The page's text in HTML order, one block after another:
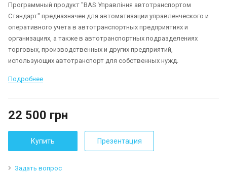
Программный продукт "BAS Управління автотранспортом
Стандарт" предназначен для автоматизации управленческого и
оперативного учета в автотранспортных предприятиях и
организациях, а также в автотранспортных подразделениях
торговых, производственных и других предприятий,
использующих автотранспорт для собственных нужд.
Подробнее
22 500 грн
Купить Презентация
Задать вопрос